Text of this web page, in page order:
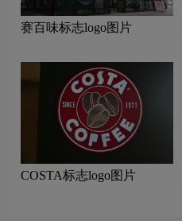
赛百味标志logo图片
COSTA标志logo图片